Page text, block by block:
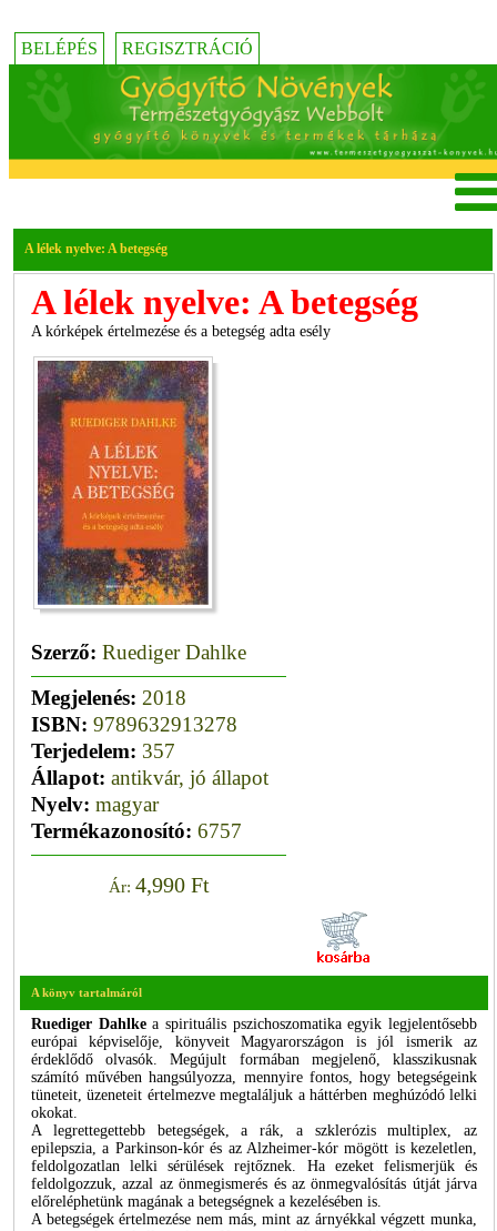
BELÉPÉS REGISZTRÁCIÓ
A lélek nyelve: A betegség
A lélek nyelve: A betegség
A kórképek értelmezése és a betegség adta esély
Szerző: Ruediger Dahlke
Megjelenés: 2018
ISBN: 9789632913278
Terjedelem: 357
Állapot: antikvár, jó állapot
Nyelv: magyar
Termékazonosító: 6757
Ár: 4,990 Ft
A könyv tartalmáról
Ruediger Dahlkea spirituális pszichoszomatika egyik legjelentősebb
európai képviselője, könyveit Magyarországon is jól ismerik az
érdeklődő olvasók. Megújult formában megjelenő, klasszikusnak
számító művében hangsúlyozza, mennyire fontos, hogy betegségeink
tüneteit, üzeneteit értelmezve megtaláljuk a háttérben meghúzódó lelki
okokat.
A legrettegettebb betegségek, a rák, a szklerózis multiplex, az
epilepszia, a Parkinson-kór és az Alzheimer-kór mögött is kezeletlen,
feldolgozatlan lelki sérülések rejtőznek. Ha ezeket felismerjük és
feldolgozzuk, azzal az önmegismerés és az önmegvalósítás útját járva
előreléphetünk magának a betegségnek a kezelésében is.
A betegségek értelmezése nem más, mint az árnyékkal végzett munka,